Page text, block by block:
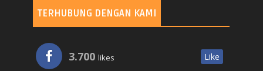
TERHUBUNG DENGAN KAMI
3.700 likes Like